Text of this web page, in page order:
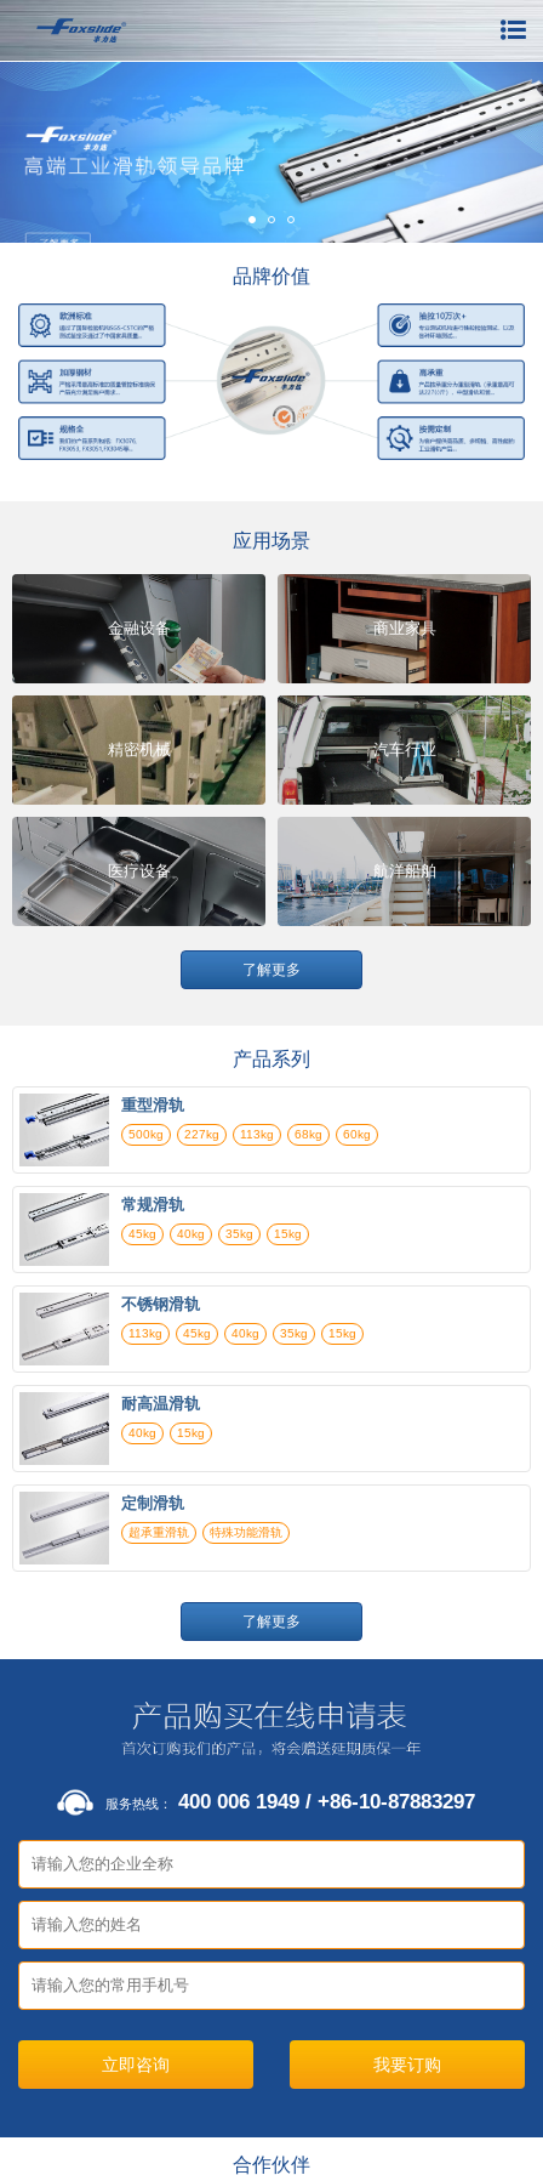
品牌价值
应用场景
金融设备 商业家具
精密机械 汽车行业
医疗设备 航洋船舶
了解更多
产品系列
重型滑轨
500kg 227kg 113kg 68kg 60kg
常规滑轨
45kg 40kg 35kg 15kg
不锈钢滑轨
113kg 45kg 40kg 35kg 15kg
耐高温滑轨
40kg 15kg
定制滑轨
超承重滑轨 特殊功能滑轨
了解更多
服务热线： 400 006 1949 / +86-10-87883297
立即咨询
合作伙伴